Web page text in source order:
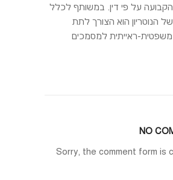
על פי דין. במשותף לכלל
של הנוטריון הוא הצורך לתת
ראייתית למסמכים
NO
Sorry, the comment form is